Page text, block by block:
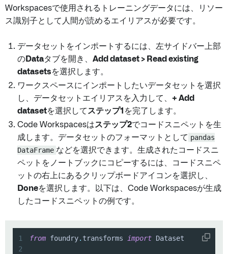
Workspacesで使用されるトレーニングデータには、リソー
ス識別子として人間が読めるエイリアスが必要です。
データセットをインポートするには、左サイドバー上部
のDataタブを開き、 Add dataset > Read existing
datasetsを選択します。
ワークスペースにインポートしたいデータセットを選択
し、データセットエイリアスを入力して、 + Add
datasetを選択して ステップ1 を完了します。
Code Workspacesはステップ2でコードスニペットを生
成します。データセットのフォーマットとして pandas
DataFrame などを選択できます。生成されたコードスニ
ペットをノートブックにコピーするには、コードスニペ
ットの右上にあるクリップボードアイコンを選択し、
Doneを選択します。以下は、Code Workspacesが生成
したコードスニペットの例です。
1 from foundry. transforms import
2